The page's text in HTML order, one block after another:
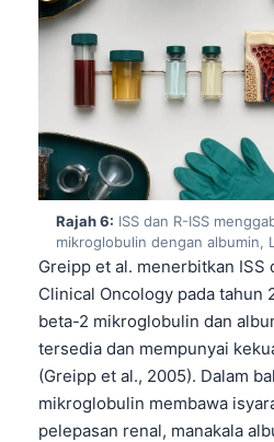
Rajah 6: ISS dan R-ISS
mikroglobulin dengan albumin,
Greipp et al. menerbitkan ISS
Clinical Oncology pada tahun
beta-2 mikroglobulin dan
tersedia dan mempunyai
(Greipp et al., 2005). Dalam
mikroglobulin membawa
pelepasan renal, manakala
Монгол
ພາສາລາວ
Basa Jawa
Cebuano
Кыргызча
Беларуская мова
Esperanto
Frysk
Ślōnskŏ gŏdka
Norsk bokmål